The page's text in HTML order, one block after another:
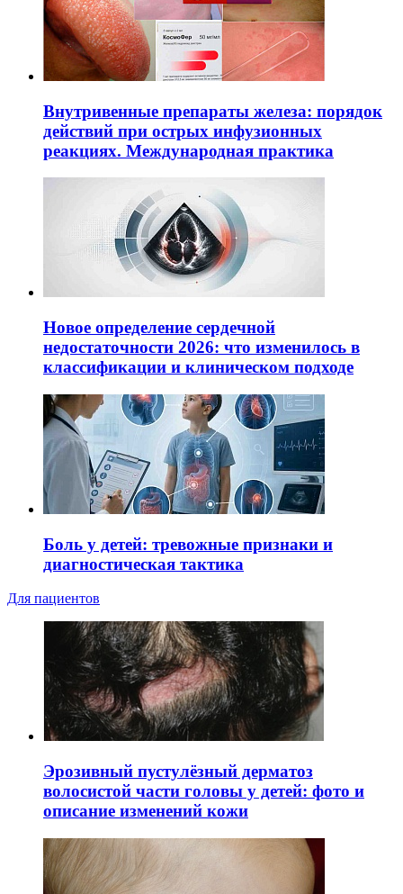
Внутривенные препараты железа: порядок
действий при острых инфузионных
реакциях. Международная практика
Новое определение сердечной
недостаточности 2026: что изменилось в
классификации и клиническом подходе
Боль у детей: тревожные признаки и
диагностическая тактика
Для пациентов
Эрозивный пустулёзный дерматоз
волосистой части головы у детей: фото и
описание изменений кожи